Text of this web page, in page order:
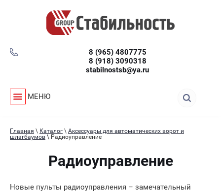
8 (965) 4807775
8 (918) 3090318
stabilnostsb@ya.ru
МЕНЮ
Главная \ Каталог \ Аксессуары для автоматических ворот и
шлагбаумов \ Радиоуправление
Радиоуправление
Новые пульты радиоуправления – замечательный